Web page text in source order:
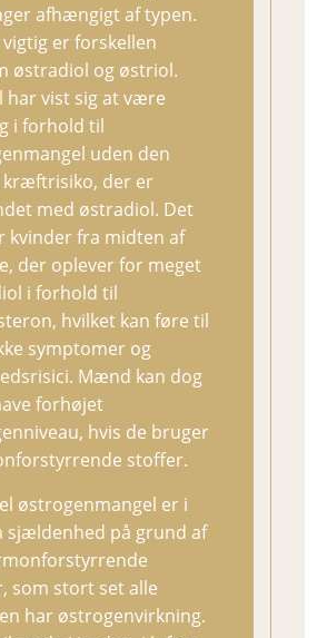
afhængigt af typen.
er forskellen
østradiol og østriol.
har vist sig at være
i forhold til
uden den
kræftrisiko, der er
med østradiol. Det
kvinder fra midten af
der oplever for meget
i forhold til
hvilket kan føre til
symptomer og
Mænd kan dog
forhøjet
hvis de bruger
stoffer.
østrogenmangel er i
sjældenhed på grund af
som stort set alle
har østrogenvirkning.